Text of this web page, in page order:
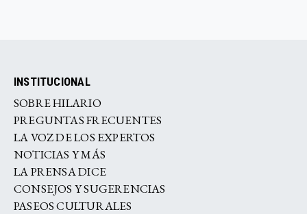
INSTITUCIONAL
SOBRE HILARIO
PREGUNTAS FRECUENTES
LA VOZ DE LOS EXPERTOS
NOTICIAS Y MÁS
LA PRENSA DICE
CONSEJOS Y SUGERENCIAS
PASEOS CULTURALES